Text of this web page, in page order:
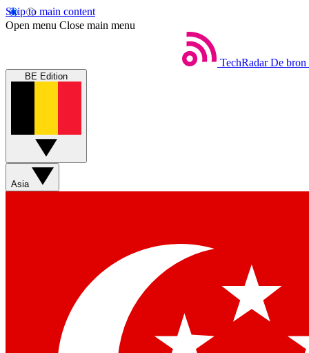
Skip to main content
Open menu Close main menu
TechRadar De bron
BE Edition
Asia